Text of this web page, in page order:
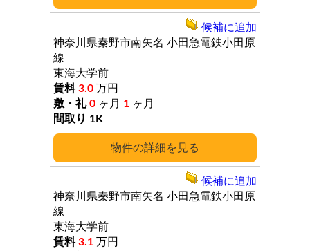
詳細
神奈川県秦野市南矢名 小田急電鉄小田原
線
東海大学前
3.0 万円
0 ヶ月 1 ヶ月
1K
候補に追加
神奈川県秦野市南矢名 小田急電鉄小田原
線
東海大学前
3.1 万円
候補に追加